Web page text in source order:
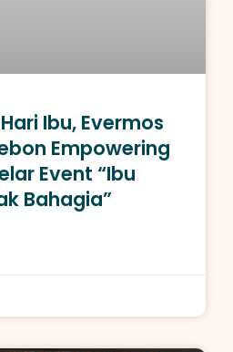
Ibu, Evermos
Empowering
Event “Ibu
Bahagia”